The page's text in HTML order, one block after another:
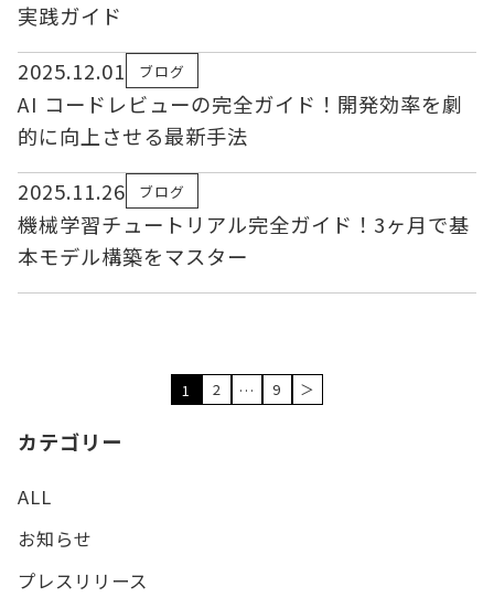
実践ガイド
2025.12.01
ブログ
AI コードレビューの完全ガイド！開発効率を劇
的に向上させる最新手法
2025.11.26
ブログ
機械学習チュートリアル完全ガイド！3ヶ月で基
本モデル構築をマスター
1 2 … 9 ＞
カテゴリー
ALL
お知らせ
プレスリリース